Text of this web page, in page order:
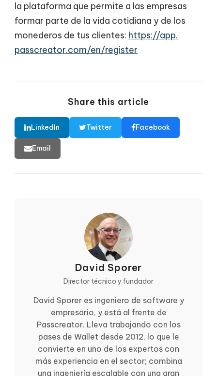
la plataforma que permite a las empresas
formar parte de la vida cotidiana y de los
monederos de tus clientes: https://app.
passcreator.com/en/register
Share this article
LinkedIn Twitter Facebook
Email
David Sporer
Director técnico y fundador
David Sporer es ingeniero de software y
empresario, y está al frente de
Passcreator. Lleva trabajando con los
pases de Wallet desde 2012, lo que le
convierte en uno de los expertos con
más experiencia en el sector; combina
una ingeniería escalable con una gran